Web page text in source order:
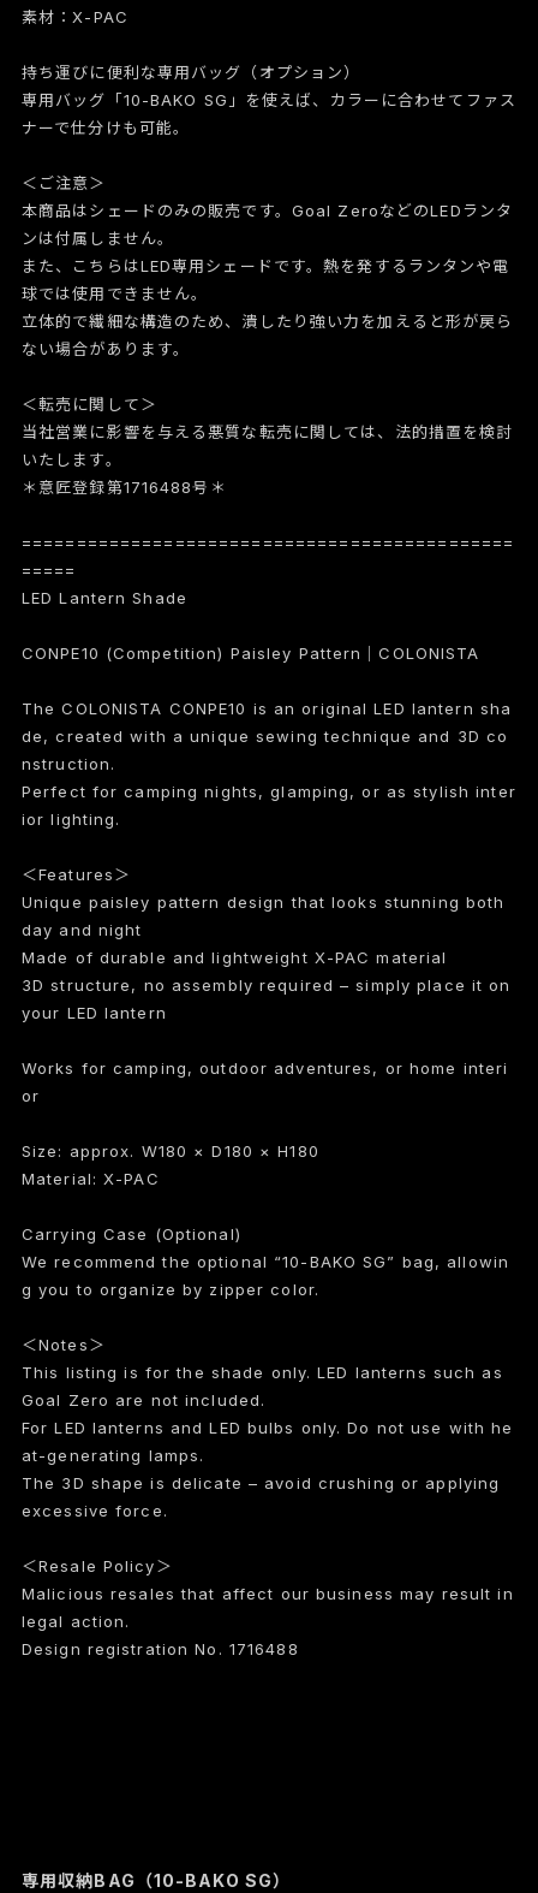
素材：X-PAC
持ち運びに便利な専用バッグ（オプション）
専用バッグ「10-BAKO SG」を使えば、カラーに合わせてファス
ナーで仕分けも可能。
＜ご注意＞
本商品はシェードのみの販売です。Goal ZeroなどのLEDランタ
ンは付属しません。
また、こちらはLED専用シェードです。熱を発するランタンや電
球では使用できません。
立体的で繊細な構造のため、潰したり強い力を加えると形が戻ら
ない場合があります。
＜転売に関して＞
当社営業に影響を与える悪質な転売に関しては、法的措置を検討
いたします。
＊意匠登録第1716488号＊
=============================================
=====
LED Lantern Shade
CONPE10 (Competition) Paisley Pattern｜COLONISTA
The COLONISTA CONPE10 is an original LED lantern sha
de, created with a unique sewing technique and 3D co
nstruction.
Perfect for camping nights, glamping, or as stylish inter
ior lighting.
＜Features＞
Unique paisley pattern design that looks stunning both
day and night
Made of durable and lightweight X-PAC material
3D structure, no assembly required – simply place it on
your LED lantern
Works for camping, outdoor adventures, or home interi
or
Size: approx. W180 × D180 × H180
Material: X-PAC
Carrying Case (Optional)
We recommend the optional “10-BAKO SG” bag, allowin
g you to organize by zipper color.
＜Notes＞
This listing is for the shade only. LED lanterns such as
Goal Zero are not included.
For LED lanterns and LED bulbs only. Do not use with he
at-generating lamps.
The 3D shape is delicate – avoid crushing or applying
excessive force.
＜Resale Policy＞
Malicious resales that affect our business may result in
legal action.
Design registration No. 1716488
専用収納BAG（10-BAKO SG）